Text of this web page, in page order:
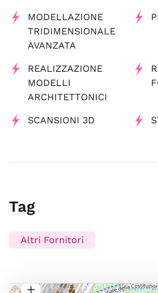
MODELLAZIONE
TRIDIMENSIONALE
AVANZATA
REALIZZAZIONE
MODELLI
ARCHITETTONICI
SCANSIONI 3D
Tag
Altri Fornitori